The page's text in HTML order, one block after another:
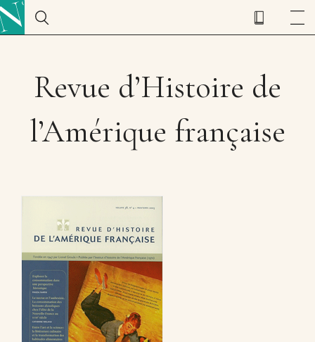
Revue d’Histoire de
l’Amérique française